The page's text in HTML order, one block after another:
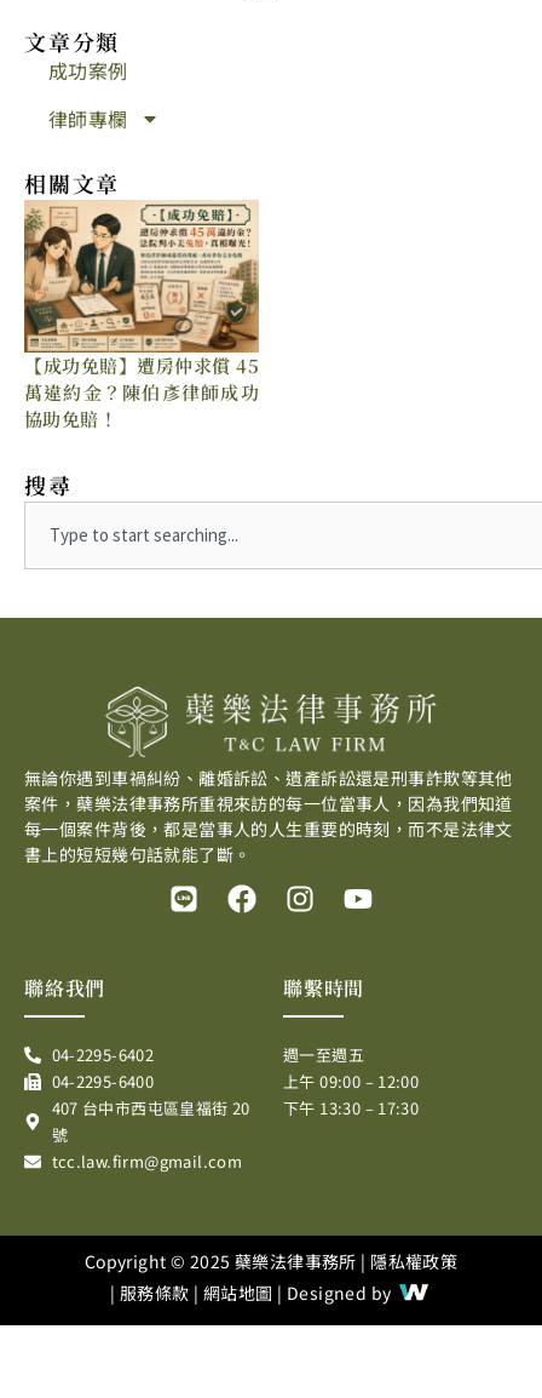
文章分類
成功案例
律師專欄
相關文章
【成功免賠】遭房仲求償 45
萬違約金？陳伯彥律師成功
協助免賠！
搜尋
無論你遇到車禍糾紛、離婚訴訟、遺產訴訟還是刑事詐欺等其他
案件，蘗樂法律事務所重視來訪的每一位當事人，因為我們知道
每一個案件背後，都是當事人的人生重要的時刻，而不是法律文
書上的短短幾句話就能了斷。
L
F
k
I
t
a
r
a
Y
t
b
e
聯繫時間
週一至週五
上午 09:00 – 12:00
下午 13:30 – 17:30
聯絡我們
04-2295-6402
04-2295-6400
407 台中市西屯區皇福街 20
號
tcc.law.firm@gmail.com
Copyright © 2025 蘗樂法律事務所 | 隱私權政策
| 服務條款 | 網站地圖 | Designed by